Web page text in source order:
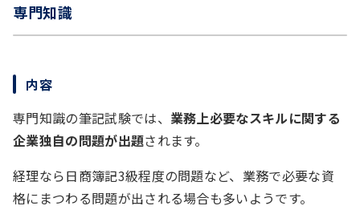
専門知識
内容
専門知識の筆記試験では、 業務上必要なスキルに関する
企業独自の問題が出題されます。
経理なら日商簿記3級程度の問題など、業務で必要な資
格にまつわる問題が出される場合も多いようです。